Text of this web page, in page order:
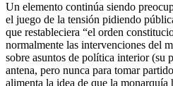
Un elemento continúa siendo
el juego de la tensión pidiendo
que restableciera “el orden
normalmente las intervenciones del
sobre asuntos de política interior (su
antena, pero nunca para tomar
alimenta la idea de que la